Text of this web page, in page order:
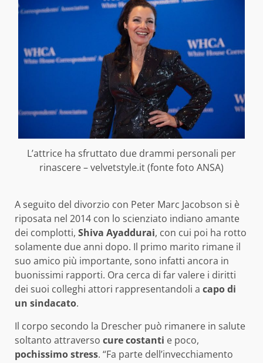
L’attrice ha sfruttato due drammi personali per
rinascere – velvetstyle.it (fonte foto ANSA)
A seguito del divorzio con Peter Marc Jacobson si è
riposata nel 2014 con lo scienziato indiano amante
dei complotti, Shiva Ayaddurai, con cui poi ha rotto
solamente due anni dopo. Il primo marito rimane il
suo amico più importante, sono infatti ancora in
buonissimi rapporti. Ora cerca di far valere i diritti
dei suoi colleghi attori rappresentandoli a capo di
un sindacato.
Il corpo secondo la Drescher può rimanere in salute
soltanto attraverso cure costanti e poco,
pochissimo stress. “Fa parte dell’invecchiamento